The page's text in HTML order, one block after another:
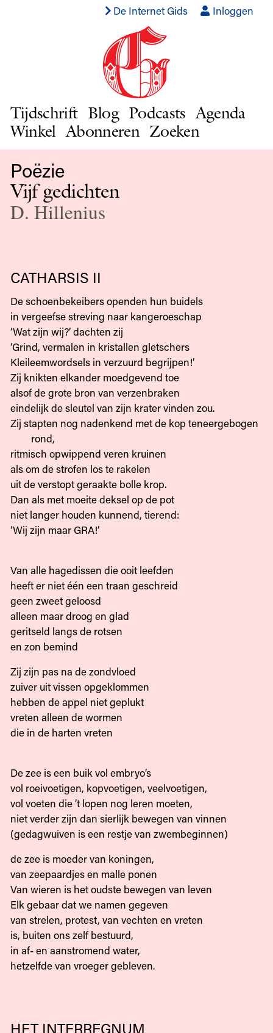
De Internet Gids Inloggen
Tijdschrift Blog Podcasts Agenda
Winkel Abonneren Zoeken
Poëzie
Vijf gedichten
D. Hillenius
CATHARSIS II
De schoenbekeibers openden hun buidels
in vergeefse streving naar kangeroeschap
‘Wat zijn wij?’ dachten zij
‘Grind, vermalen in kristallen gletschers
Kleileemwordsels in verzuurd begrijpen!’
Zij knikten elkander moedgevend toe
alsof de grote bron van verzenbraken
eindelijk de sleutel van zijn krater vinden zou.
Zij stapten nog nadenkend met de kop teneergebogen
rond,
ritmisch opwippend veren kruinen
als om de strofen los te rakelen
uit de verstopt geraakte bolle krop.
Dan als met moeite deksel op de pot
niet langer houden kunnend, tierend:
‘Wij zijn maar GRA!’
Van alle hagedissen die ooit leefden
heeft er niet één een traan geschreid
geen zweet geloosd
alleen maar droog en glad
geritseld langs de rotsen
en zon bemind
Zij zijn pas na de zondvloed
zuiver uit vissen opgeklommen
hebben de appel niet geplukt
vreten alleen de wormen
die in de harten vreten
De zee is een buik vol embryo’s
vol roeivoetigen, kopvoetigen, veelvoetigen,
vol voeten die ’t lopen nog leren moeten,
niet verder zijn dan sierlijk bewegen van vinnen
(gedagwuiven is een restje van zwembeginnen)
de zee is moeder van koningen,
van zeepaardjes en malle ponen
Van wieren is het oudste bewegen van leven
Elk gebaar dat we namen gegeven
van strelen, protest, van vechten en vreten
is, buiten ons zelf bestuurd,
in af- en aanstromend water,
hetzelfde van vroeger gebleven.
HET INTERREGNUM